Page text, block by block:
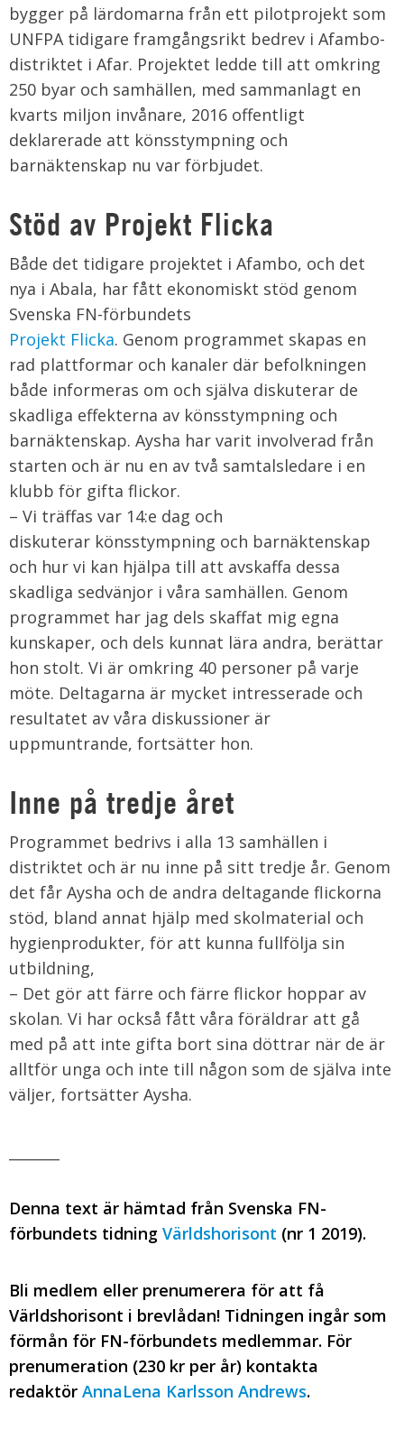
bygger på lärdomarna från ett pilotprojekt som
UNFPA tidigare framgångsrikt bedrev i Afambo-
distriktet i Afar. Projektet ledde till att omkring
250 byar och samhällen, med sammanlagt en
kvarts miljon invånare, 2016 offentligt
deklarerade att könsstympning och
barnäktenskap nu var förbjudet.
Stöd av Projekt Flicka
Både det tidigare projektet i Afambo, och det
nya i Abala, har fått ekonomiskt stöd genom
Svenska FN-förbundets
Projekt Flicka. Genom programmet skapas en
rad plattformar och kanaler där befolkningen
både informeras om och själva diskuterar de
skadliga effekterna av könsstympning och
barnäktenskap. Aysha har varit involverad från
starten och är nu en av två samtalsledare i en
klubb för gifta flickor.
– Vi träffas var 14:e dag och
diskuterar könsstympning och barnäktenskap
och hur vi kan hjälpa till att avskaffa dessa
skadliga sedvänjor i våra samhällen. Genom
programmet har jag dels skaffat mig egna
kunskaper, och dels kunnat lära andra, berättar
hon stolt. Vi är omkring 40 personer på varje
möte. Deltagarna är mycket intresserade och
resultatet av våra diskussioner är
uppmuntrande, fortsätter hon.
Inne på tredje året
Programmet bedrivs i alla 13 samhällen i
distriktet och är nu inne på sitt tredje år. Genom
det får Aysha och de andra deltagande flickorna
stöd, bland annat hjälp med skolmaterial och
hygienprodukter, för att kunna fullfölja sin
utbildning,
– Det gör att färre och färre flickor hoppar av
skolan. Vi har också fått våra föräldrar att gå
med på att inte gifta bort sina döttrar när de är
alltför unga och inte till någon som de själva inte
väljer, fortsätter Aysha.
Denna text är hämtad från Svenska FN-
förbundets tidning Världshorisont (nr 1 2019).
Bli medlem eller prenumerera för att få
Världshorisont i brevlådan! Tidningen ingår som
förmån för FN-förbundets medlemmar. För
prenumeration (230 kr per år) kontakta
redaktör AnnaLena Karlsson Andrews.